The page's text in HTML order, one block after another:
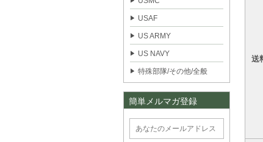
USAF
US ARMY
US NAVY
特殊部隊/その他/全般
簡単メルマガ登録
送